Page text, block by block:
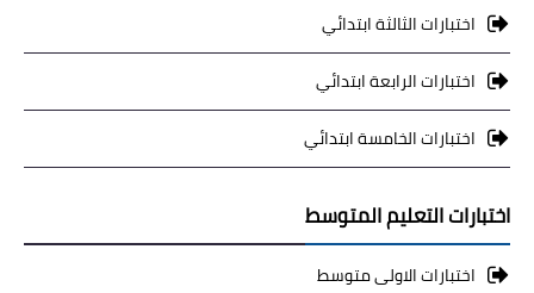
اختبارات الثالثة ابتدائي
اختبارات الرابعة ابتدائي
اختبارات الخامسة ابتدائي
اختبارات التعليم المتوسط
اختبارات الاولى متوسط